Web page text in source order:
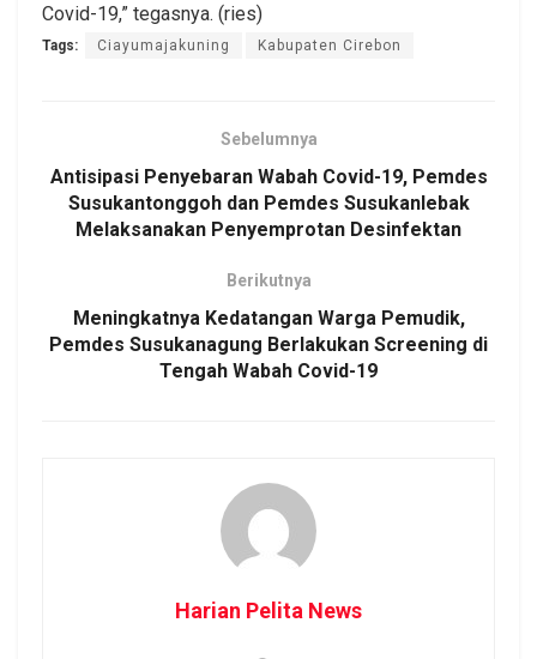
Covid-19,” tegasnya. (ries)
Tags: Ciayumajakuning Kabupaten Cirebon
Sebelumnya
Antisipasi Penyebaran Wabah Covid-19, Pemdes
Susukantonggoh dan Pemdes Susukanlebak
Melaksanakan Penyemprotan Desinfektan
Berikutnya
Meningkatnya Kedatangan Warga Pemudik,
Pemdes Susukanagung Berlakukan Screening di
Tengah Wabah Covid-19
Harian Pelita News